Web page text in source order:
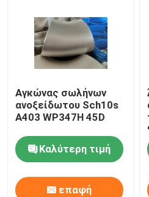
φλάντζα σωλήνων
Αγκώνας σωλήνων
γράμμα Τ σωλήνων
καλύμματα σωλήνων
Αγκώνας σωλήνων
ανοξείδωτου Sch10s
A403 WP347H 45D
Καλύτερη τιμή
επαφή